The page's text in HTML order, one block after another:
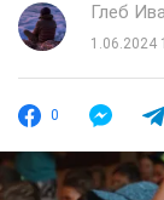
Глеб
1.06.2024
0